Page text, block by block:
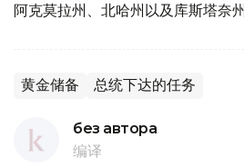
阿克莫拉州、北哈州以及库斯塔奈
黄金储备 总统下达的任务
без автора
编译